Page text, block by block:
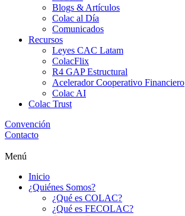
Blogs & Artículos
Colac al Día
Comunicados
Recursos
Leyes CAC Latam
ColacFlix
R4 GAP Estructural
Acelerador Cooperativo Financiero
Colac AI
Colac Trust
Convención
Contacto
Menú
Inicio
¿Quiénes Somos?
¿Qué es COLAC?
¿Qué es FECOLAC?